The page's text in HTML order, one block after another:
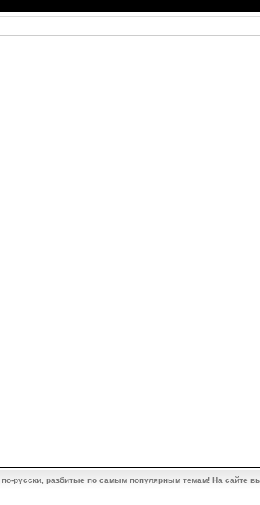
русски, разбитые по самым популярным темам! На сайте